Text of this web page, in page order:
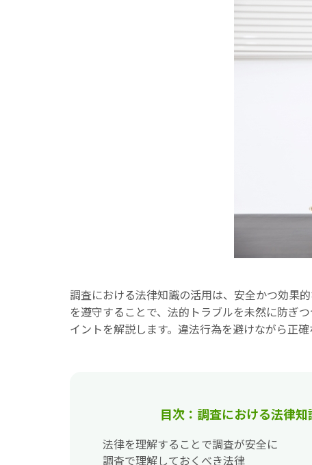
調査における法律知識の活用は、安全かつ効果
を遵守することで、法的トラブルを未然に防ぎ
イントを解説します。違法行為を避けながら正
目次：調査における法律
法律を理解することで調査が安全に
調査で理解しておくべき法律